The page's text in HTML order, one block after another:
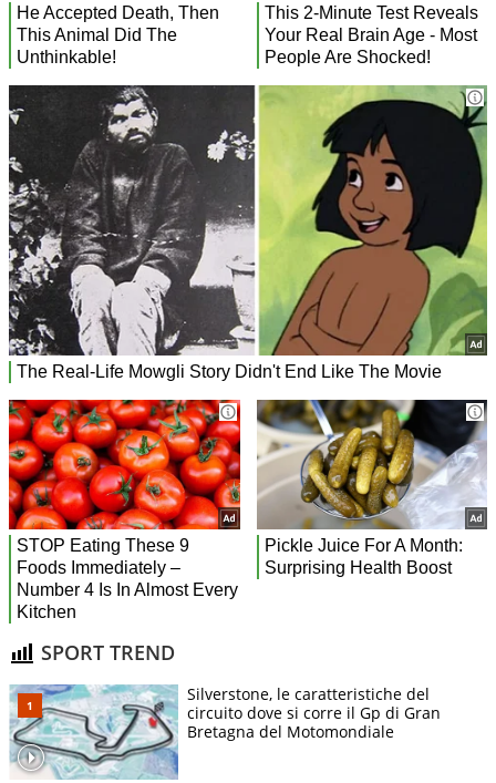
SPORT TREND
Silverstone, le caratteristiche del
circuito dove si corre il Gp di Gran
Bretagna del Motomondiale